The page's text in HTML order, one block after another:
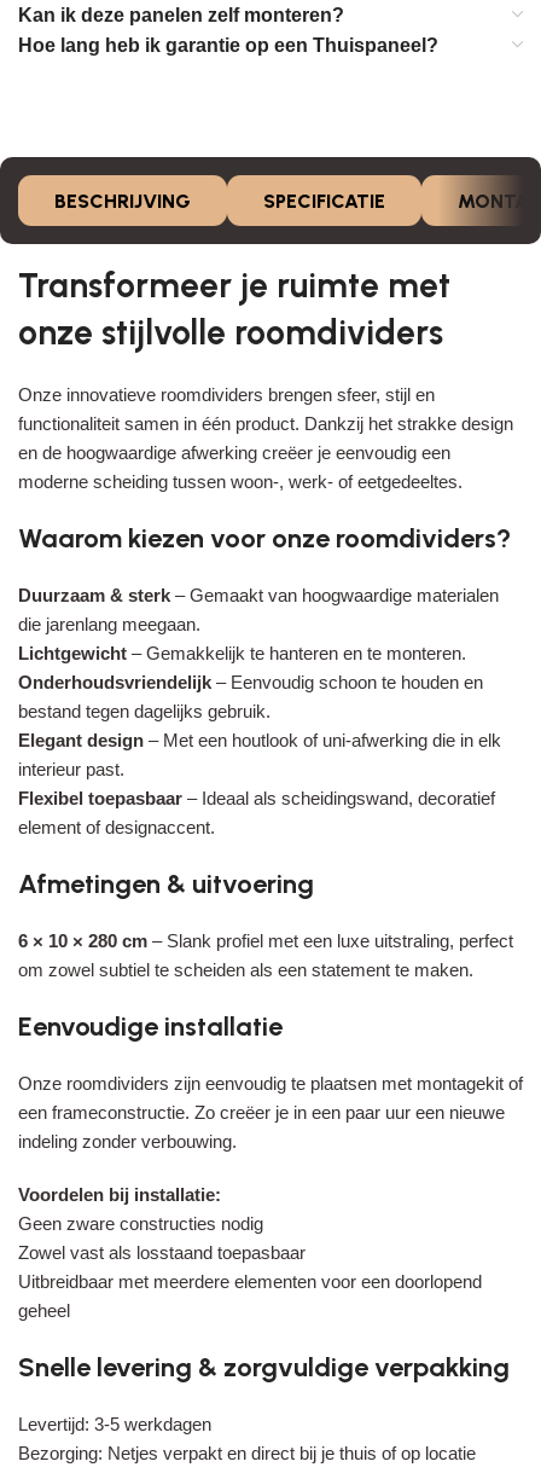
Kan ik deze panelen zelf monteren?
Hoe lang heb ik garantie op een Thuispaneel?
BESCHRIJVING SPECIFICATIE
Transformeer je ruimte met
onze stijlvolle roomdividers
Onze innovatieve roomdividers brengen sfeer, stijl en
functionaliteit samen in één product. Dankzij het strakke design
en de hoogwaardige afwerking creëer je eenvoudig een
moderne scheiding tussen woon-, werk- of eetgedeeltes.
Waarom kiezen voor onze roomdividers?
Duurzaam & sterk – Gemaakt van hoogwaardige materialen
die jarenlang meegaan.
Lichtgewicht – Gemakkelijk te hanteren en te monteren.
Onderhoudsvriendelijk – Eenvoudig schoon te houden en
bestand tegen dagelijks gebruik.
Elegant design – Met een houtlook of uni-afwerking die in elk
interieur past.
Flexibel toepasbaar – Ideaal als scheidingswand, decoratief
element of designaccent.
Afmetingen & uitvoering
6 × 10 × 280 cm – Slank profiel met een luxe uitstraling, perfect
om zowel subtiel te scheiden als een statement te maken.
Eenvoudige installatie
Onze roomdividers zijn eenvoudig te plaatsen met montagekit of
een frameconstructie. Zo creëer je in een paar uur een nieuwe
indeling zonder verbouwing.
Voordelen bij installatie:
Geen zware constructies nodig
Zowel vast als losstaand toepasbaar
Uitbreidbaar met meerdere elementen voor een doorlopend
geheel
Snelle levering & zorgvuldige verpakking
Levertijd: 3-5 werkdagen
Bezorging: Netjes verpakt en direct bij je thuis of op locatie